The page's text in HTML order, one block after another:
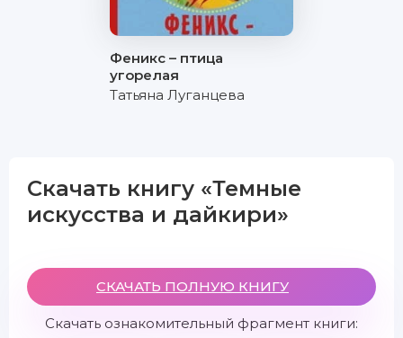
Феникс – птица
угорелая
Татьяна Луганцева
Скачать книгу «Темные
искусства и дайкири»
СКАЧАТЬ ПОЛНУЮ КНИГУ
Скачать ознакомительный фрагмент книги: